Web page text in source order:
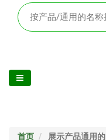
首页 展示产品通用的